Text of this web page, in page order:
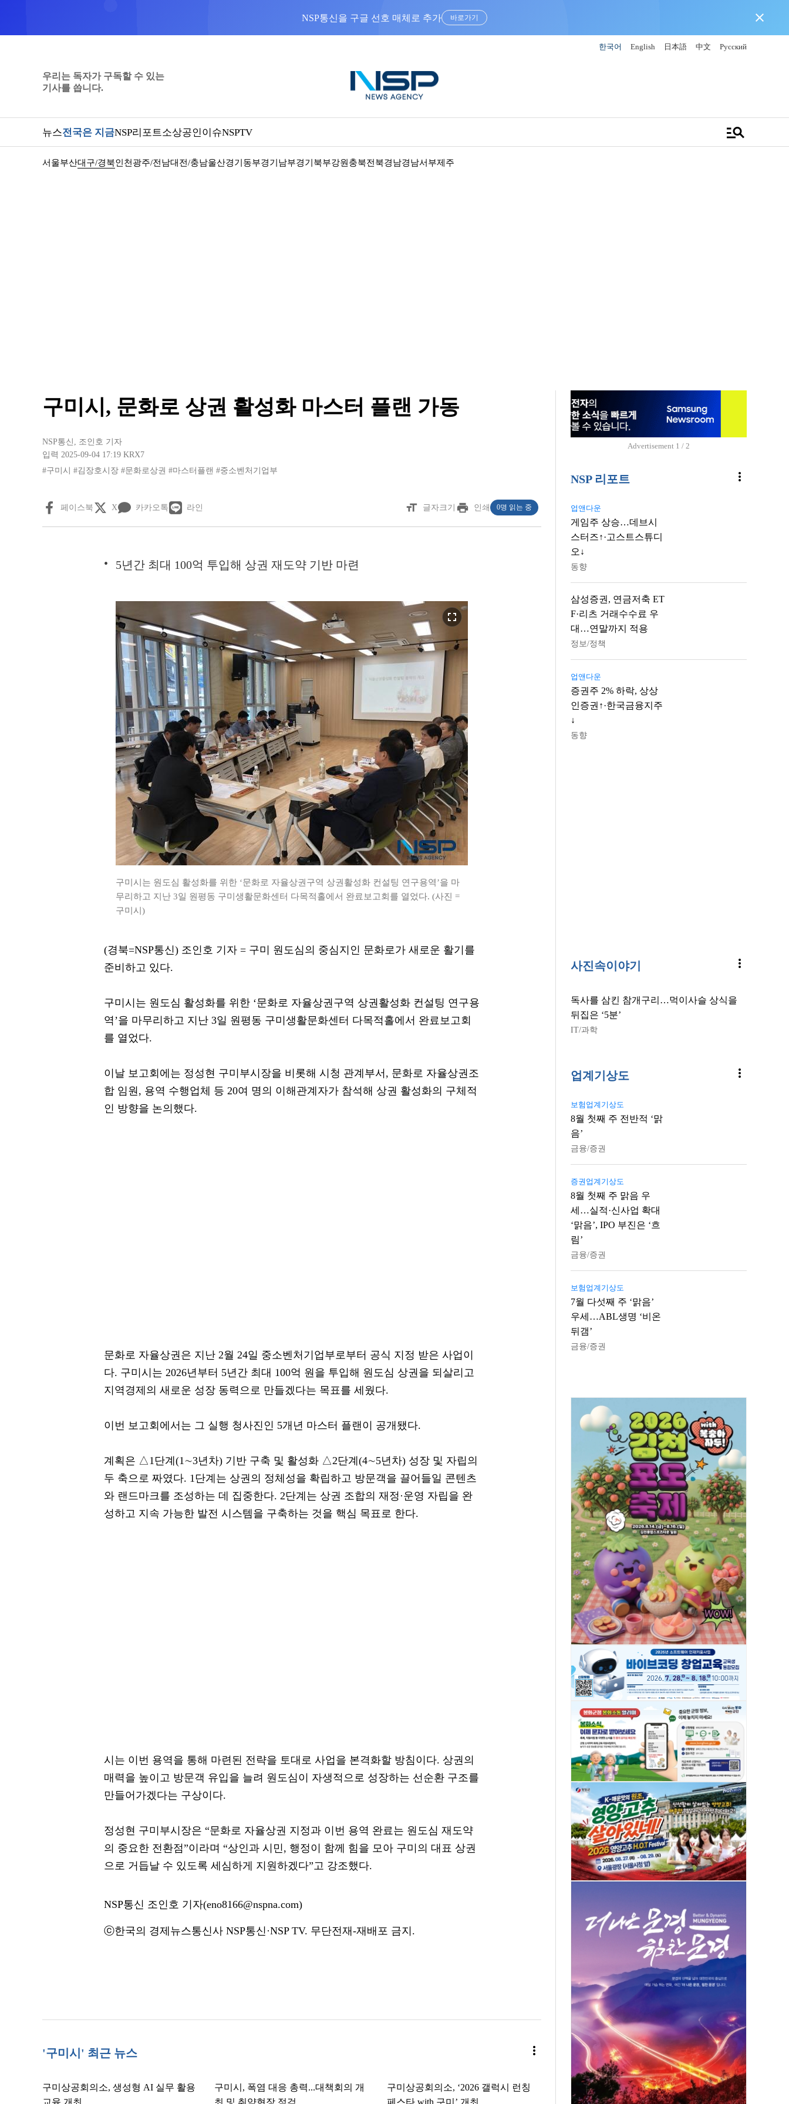
NSP통신을 구글 선호 매체로 추가 바로가기 close
한국어 English 日本語 中文 Русский
우리는 독자가 구독할 수 있는
기사를 씁니다.
뉴스전국은 지금NSP리포트소상공인이슈NSPTV manage_search
서울부산대구/경북인천 광주/전남대전/충남울산경기동부경기남부경기북부강원 충북전북경남경남서부제주
구미시, 문화로 상권 활성화 마스터 플랜 가동
NSP통신 , 조인호 기자
입력 2025-09-04 17:19 KRX7
#구미시
#김장호시장 #문화로상권 #마스터플랜 #중소벤처기업부
페이스북 X 카카오톡 라인 format_size 글자크기 print 인쇄 0명 읽는 중
5년간 최대 100억 투입해 상권 재도약 기반 마련
fullscreen
구미시는 원도심 활성화를 위한 ‘문화로 자율상권구역 상권활성화 컨설팅 연구용역’을 마
무리하고 지난 3일 원평동 구미생활문화센터 다목적홀에서 완료보고회를 열었다. (사진 =
구미시)
(경북=NSP통신) 조인호 기자 = 구미 원도심의 중심지인 문화로가 새로운 활기를
준비하고 있다.
구미시는 원도심 활성화를 위한 ‘문화로 자율상권구역 상권활성화 컨설팅 연구용
역’을 마무리하고 지난 3일 원평동 구미생활문화센터 다목적홀에서 완료보고회
를 열었다.
이날 보고회에는 정성현 구미부시장을 비롯해 시청 관계부서, 문화로 자율상권조
합 임원, 용역 수행업체 등 20여 명의 이해관계자가 참석해 상권 활성화의 구체적
인 방향을 논의했다.
문화로 자율상권은 지난 2월 24일 중소벤처기업부로부터 공식 지정 받은 사업이
다. 구미시는 2026년부터 5년간 최대 100억 원을 투입해 원도심 상권을 되살리고
지역경제의 새로운 성장 동력으로 만들겠다는 목표를 세웠다.
이번 보고회에서는 그 실행 청사진인 5개년 마스터 플랜이 공개됐다.
계획은 △1단계(1∼3년차) 기반 구축 및 활성화 △2단계(4∼5년차) 성장 및 자립의
두 축으로 짜였다. 1단계는 상권의 정체성을 확립하고 방문객을 끌어들일 콘텐츠
와 랜드마크를 조성하는 데 집중한다. 2단계는 상권 조합의 재정·운영 자립을 완
성하고 지속 가능한 발전 시스템을 구축하는 것을 핵심 목표로 한다.
시는 이번 용역을 통해 마련된 전략을 토대로 사업을 본격화할 방침이다. 상권의
매력을 높이고 방문객 유입을 늘려 원도심이 자생적으로 성장하는 선순환 구조를
만들어가겠다는 구상이다.
정성현 구미부시장은 “문화로 자율상권 지정과 이번 용역 완료는 원도심 재도약
의 중요한 전환점”이라며 “상인과 시민, 행정이 함께 힘을 모아 구미의 대표 상권
으로 거듭날 수 있도록 세심하게 지원하겠다”고 강조했다.
NSP통신 조인호 기자(eno8166@nspna.com)
ⓒ한국의 경제뉴스통신사 NSP통신·NSP TV. 무단전재-재배포 금지.
'구미시' 최근 뉴스 more_vert
구미상공회의소, 생성형 AI 실무 활용
교육 개최
구미시, 폭염 대응 총력...대책회의 개
최 및 취약현장 점검
구미상공회의소, ‘2026 갤럭시 런칭
페스타 with 구미’ 개최
Advertisement 1 / 2
NSP 리포트 more_vert
업앤다운
게임주 상승…데브시
스터즈↑·고스트스튜디
오↓
동향
삼성증권, 연금저축 ET
F·리츠 거래수수료 우
대…연말까지 적용
정보/정책
업앤다운
증권주 2% 하락, 상상
인증권↑·한국금융지주
↓
동향
사진속이야기 more_vert
독사를 삼킨 참개구리…먹이사슬 상식을
뒤집은 ‘5분’
IT/과학
업계기상도 more_vert
보험업계기상도
8월 첫째 주 전반적 ‘맑
음’
금융/증권
증권업계기상도
8월 첫째 주 맑음 우
세…실적·신사업 확대
‘맑음’, IPO 부진은 ‘흐
림’
금융/증권
보험업계기상도
7월 다섯째 주 ‘맑음’
우세…ABL생명 ‘비온
뒤갬’
금융/증권